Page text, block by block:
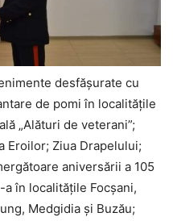
desfășurate cu
de pomi în localitățile
„Alături de veterani”;
Eroilor; Ziua Drapelului;
aniversării a 105
în localitățile Focșani,
Medgidia și Buzău;